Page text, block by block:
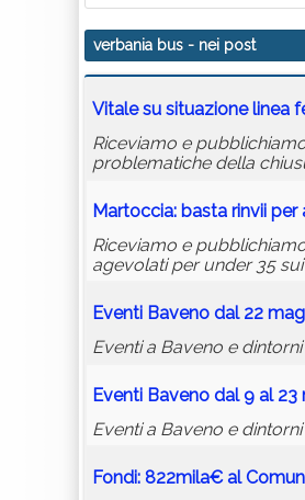
verbania bus - nei post
Vitale su situazione linea
Riceviamo e
problematiche della
Martoccia: basta rinvii
Riceviamo e
agevolati per under 35
Eventi Baveno dal 22
Eventi a Baveno e
Eventi Baveno dal 9 al 23
Eventi a Baveno e
Fondi: 822mila€ al